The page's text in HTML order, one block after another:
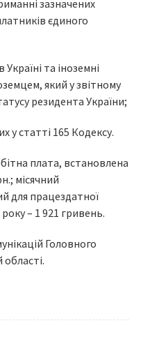
зазначених
єдиного
та іноземні
який у звітному
резидента України;
у статті 165 Кодексу.
плата, встановлена
місячний
для працездатної
– 1 921 гривень.
Головного